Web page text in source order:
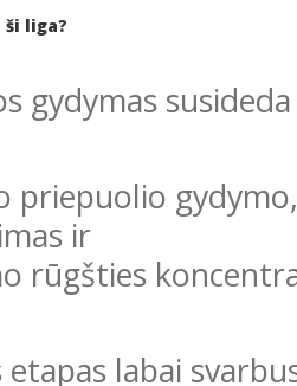
ši liga?
gydymas
priepuolio
ir
rūgšties